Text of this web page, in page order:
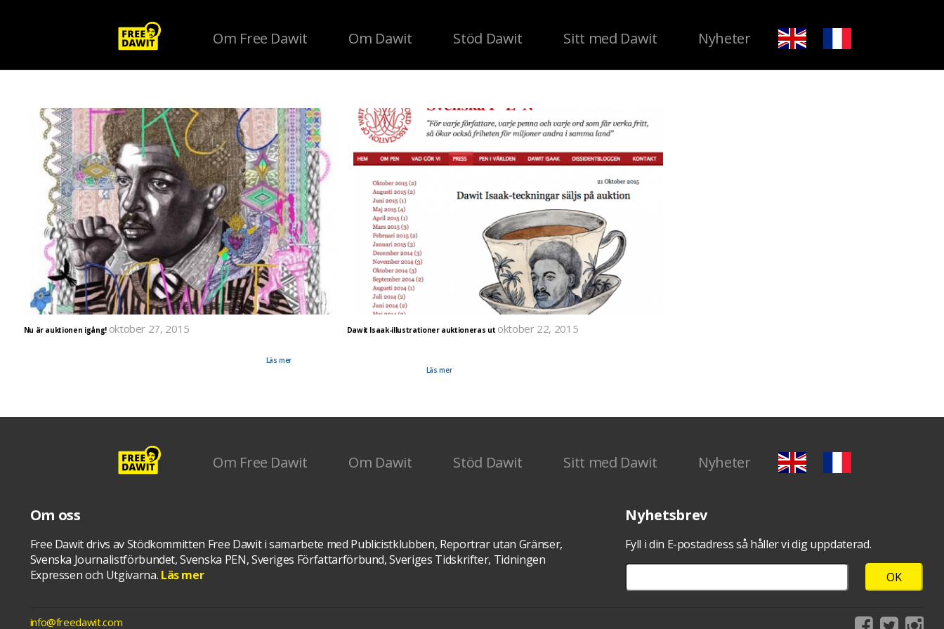
Om Free Dawit Om Dawit Stöd Dawit Sitt med Dawit Nyheter
Nu är auktionen igång! oktober 27, 2015
Läs mer
Dawit Isaak-illustrationer auktioneras ut oktober 22, 2015
Läs mer
Om Free Dawit Om Dawit Stöd Dawit Sitt med Dawit Nyheter
Om oss
Free Dawit drivs av Stödkommitten Free Dawit i samarbete med Publicistklubben, Reportrar utan Gränser,
Svenska Journalistförbundet, Svenska PEN, Sveriges Författarförbund, Sveriges Tidskrifter, Tidningen
Expressen och Utgivarna. Läs mer
Nyhetsbrev
Fyll i din E-postadress så håller vi dig uppdaterad.
info@freedawit.com